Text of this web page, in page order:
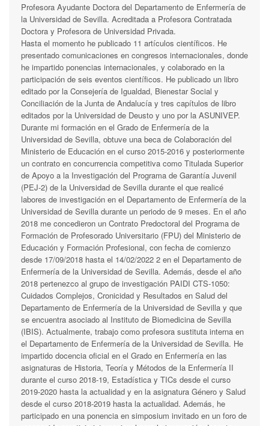
Profesora Ayudante Doctora del Departamento de Enfermería de
la Universidad de Sevilla. Acreditada a Profesora Contratada
Doctora y Profesora de Universidad Privada.
Hasta el momento he publicado 11 artículos científicos. He
presentado comunicaciones en congresos internacionales, donde
he impartido ponencias internacionales, y colaborado en la
participación de seis eventos científicos. He publicado un libro
editado por la Consejería de Igualdad, Bienestar Social y
Conciliación de la Junta de Andalucía y tres capítulos de libro
editados por la Universidad de Deusto y uno por la ASUNIVEP.
Durante mi formación en el Grado de Enfermería de la
Universidad de Sevilla, obtuve una beca de Colaboración del
Ministerio de Educación en el curso 2015-2016 y posteriormente
un contrato en concurrencia competitiva como Titulada Superior
de Apoyo a la Investigación del Programa de Garantía Juvenil
(PEJ-2) de la Universidad de Sevilla durante el que realicé
labores de investigación en el Departamento de Enfermería de la
Universidad de Sevilla durante un periodo de 9 meses. En el año
2018 me concedieron un Contrato Predoctoral del Programa de
Formación de Profesorado Universitario (FPU) del Ministerio de
Educación y Formación Profesional, con fecha de comienzo
desde 17/09/2018 hasta el 14/02/2022 2 en el Departamento de
Enfermería de la Universidad de Sevilla. Además, desde el año
2018 pertenezco al grupo de investigación PAIDI CTS-1050:
Cuidados Complejos, Cronicidad y Resultados en Salud del
Departamento de Enfermería de la Universidad de Sevilla y que
se encuentra asociado al Instituto de Biomedicina de Sevilla
(IBIS). Actualmente, trabajo como profesora sustituta interna en
el Departamento de Enfermería de la Universidad de Sevilla. He
impartido docencia oficial en el Grado en Enfermería en las
asignaturas de Historia, Teoría y Métodos de la Enfermería II
durante el curso 2018-19, Estadística y TICs desde el curso
2019-2020 hasta la actualidad y en la asignatura Género y Salud
desde el curso 2018-2019 hasta la actualidad. Además, he
participado en una ponencia en simposium invitado en un foro de